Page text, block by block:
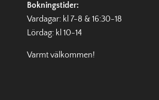
Bokningstider:
Vardagar: kl 7-8 & 16:30-18
Lördag: kl 10-14
Varmt välkommen!